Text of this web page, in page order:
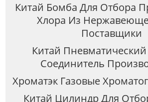
Китай Бомба Для Отбора
Хлора Из
Поставщики
Китай
Соединитель
Хроматэк Газовые
Китай Цилиндр Для